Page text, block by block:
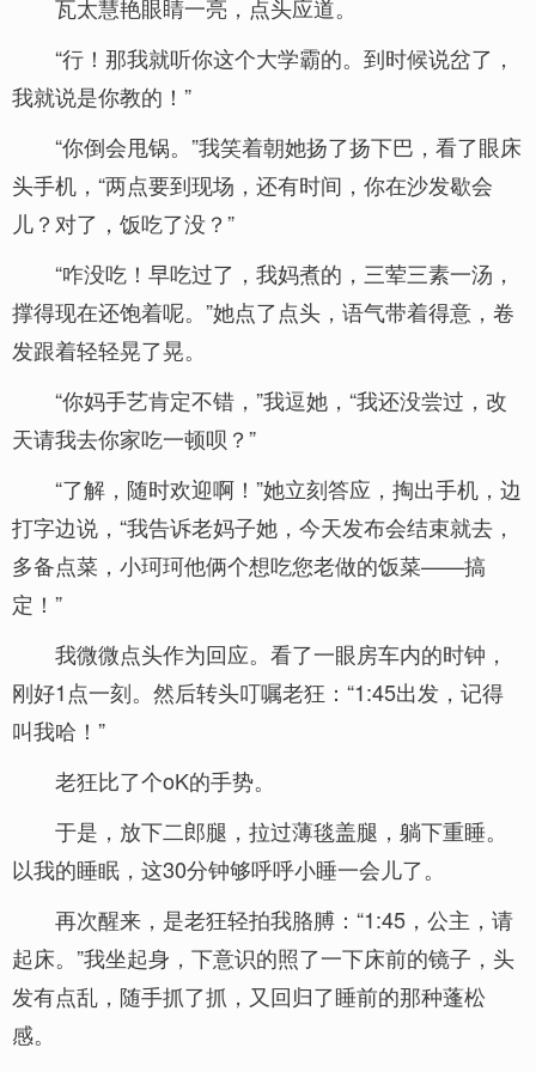
瓦太慧艳眼睛一亮，点头应道。
“行！那我就听你这个大学霸的。到时候说岔了，
我就说是你教的！”
“你倒会甩锅。”我笑着朝她扬了扬下巴，看了眼床
头手机，“两点要到现场，还有时间，你在沙发歇会
儿？对了，饭吃了没？”
“咋没吃！早吃过了，我妈煮的，三荤三素一汤，
撑得现在还饱着呢。”她点了点头，语气带着得意，卷
发跟着轻轻晃了晃。
“你妈手艺肯定不错，”我逗她，“我还没尝过，改
天请我去你家吃一顿呗？”
“了解，随时欢迎啊！”她立刻答应，掏出手机，边
打字边说，“我告诉老妈子她，今天发布会结束就去，
多备点菜，小珂珂他俩个想吃您老做的饭菜——搞
定！”
我微微点头作为回应。看了一眼房车内的时钟，
刚好1点一刻。然后转头叮嘱老狂：“1:45出发，记得
叫我哈！”
老狂比了个oK的手势。
于是，放下二郎腿，拉过薄毯盖腿，躺下重睡。
以我的睡眠，这30分钟够呼呼小睡一会儿了。
再次醒来，是老狂轻拍我胳膊：“1:45，公主，请
起床。”我坐起身，下意识的照了一下床前的镜子，头
发有点乱，随手抓了抓，又回归了睡前的那种蓬松
感。